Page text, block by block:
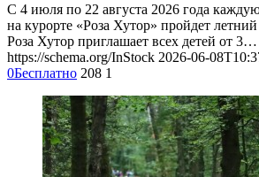
С 4 июля по 22 августа 2026 года
на курорте «Роза Хутор» пройдет
Роза Хутор приглашает всех детей от 3…
https://schema.org/InStock 2026-06-
0Бесплатно 208 1